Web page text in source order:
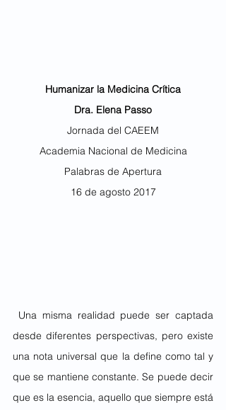
Humanizar la Medicina Crítica
Dra. Elena Passo
Jornada del CAEEM
Academia Nacional de Medicina
Palabras de Apertura
16 de agosto 2017
desde diferentes perspectivas, pero existe
una nota universal que la define como tal y
que se mantiene constante. Se puede decir
que es la esencia, aquello que siempre está